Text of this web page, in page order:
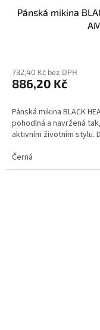
Pánská mikina
732,40 Kč bez DPH
886,20 Kč
Pánská mikina BLACK
pohodlná a navržená
aktivním životním stylu.
Černá